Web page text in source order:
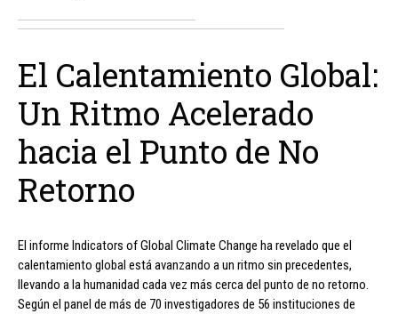
El Calentamiento Global:
Un Ritmo Acelerado
hacia el Punto de No
Retorno
El informe Indicators of Global Climate Change ha revelado que el
calentamiento global está avanzando a un ritmo sin precedentes,
llevando a la humanidad cada vez más cerca del punto de no retorno.
Según el panel de más de 70 investigadores de 56 instituciones de